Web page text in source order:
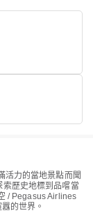
活力的當地景點而聞
歷史地標到品嚐當
/ Pegasus Airlines
的世界。